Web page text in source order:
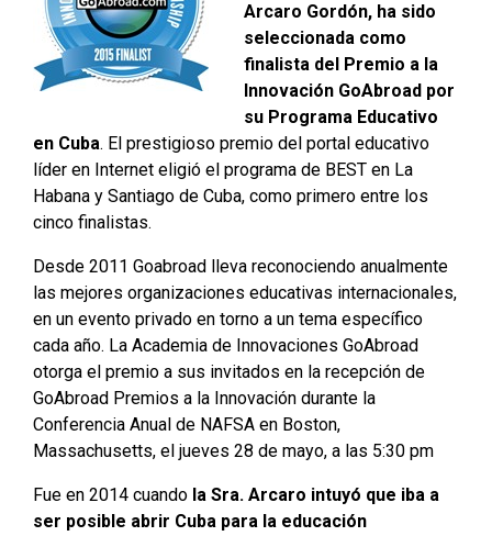
Arcaro Gordón, ha sido
seleccionada como
finalista del Premio a la
Innovación GoAbroad por
su Programa Educativo
en Cuba. El prestigioso premio del portal educativo
líder en Internet eligió el programa de BEST en La
Habana y Santiago de Cuba, como primero entre los
cinco finalistas.
Desde 2011 Goabroad lleva reconociendo anualmente
las mejores organizaciones educativas internacionales,
en un evento privado en torno a un tema específico
cada año. La Academia de Innovaciones GoAbroad
otorga el premio a sus invitados en la recepción de
GoAbroad Premios a la Innovación durante la
Conferencia Anual de NAFSA en Boston,
Massachusetts, el jueves 28 de mayo, a las 5:30 pm
Fue en 2014 cuando la Sra. Arcaro intuyó que iba a
ser posible abrir Cuba para la educación